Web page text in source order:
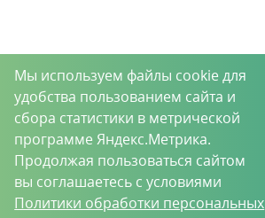
Мы используем файлы cookie для
удобства пользованием сайта и
сбора статистики в метрической
программе Яндекс.Метрика.
Продолжая пользоваться сайтом
вы соглашаетесь с условиями
Политики обработки персональных